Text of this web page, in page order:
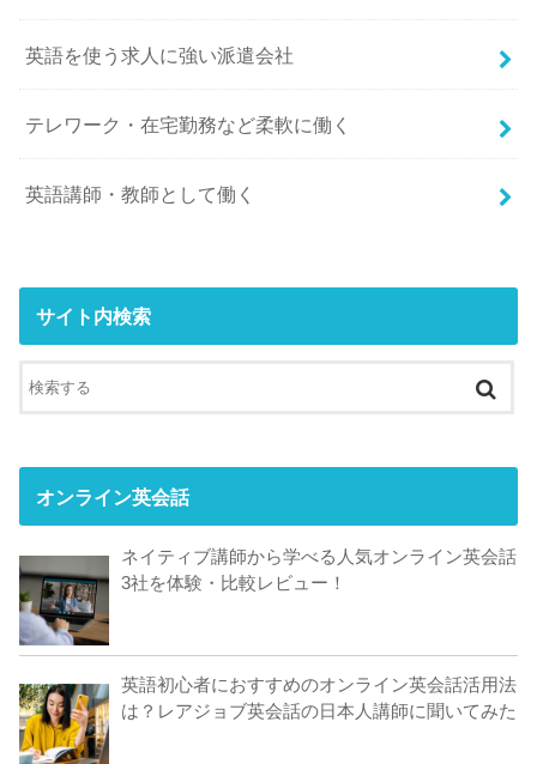
英語を使う求人に強い派遣会社
テレワーク・在宅勤務など柔軟に働く
英語講師・教師として働く
サイト内検索
オンライン英会話
ネイティブ講師から学べる人気オンライン英会話
3社を体験・比較レビュー！
英語初心者におすすめのオンライン英会話活用法
は？レアジョブ英会話の日本人講師に聞いてみた